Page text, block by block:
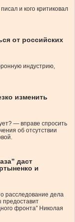
и кого критиковал
от российских
индустрию,
изменить
— вправе спросить
об отсутствии
даст
и
расследование дела
предоставит
фронта” Николая